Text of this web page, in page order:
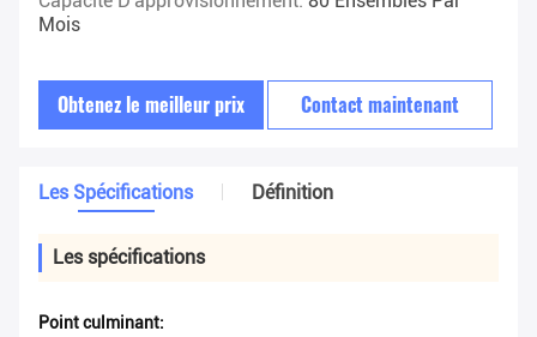
Mois
Obtenez le meilleur prix Contact maintenant
Les Spécifications Définition
Les spécifications
Point culminant: